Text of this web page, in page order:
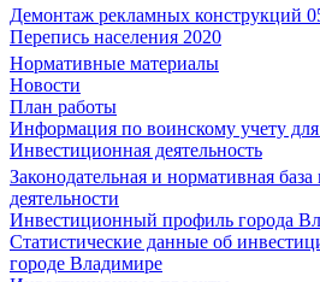
Демонтаж рекламных конструкций
Перепись населения 2020
Нормативные материалы
Новости
План работы
Информация по воинскому учету
Инвестиционная деятельность
Законодательная и нормативная
деятельности
Инвестиционный профиль города
Статистические данные об
городе Владимире